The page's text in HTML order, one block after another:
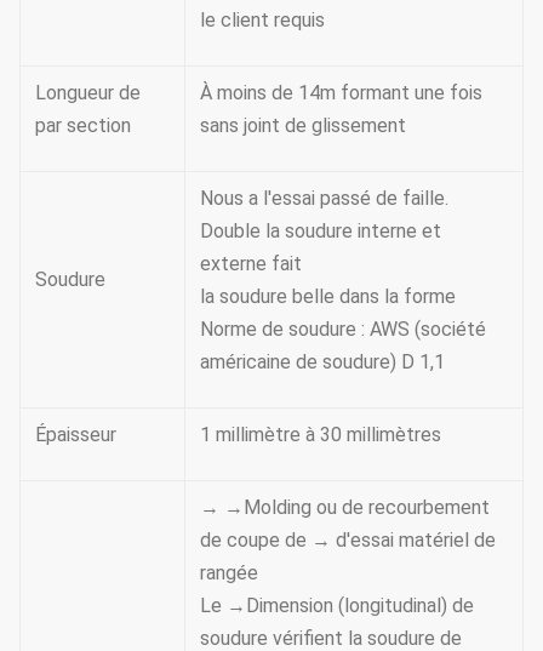
le client requis
Longueur de
par section
À moins de 14m formant une fois
sans joint de glissement
Soudure
Nous a l'essai passé de faille.
Double la soudure interne et
externe fait
la soudure belle dans la forme
Norme de soudure : AWS (société
américaine de soudure) D 1,1
Épaisseur 1 millimètre à 30 millimètres
→ →Molding ou de recourbement
de coupe de → d'essai matériel de
rangée
Le →Dimension (longitudinal) de
soudure vérifient la soudure de